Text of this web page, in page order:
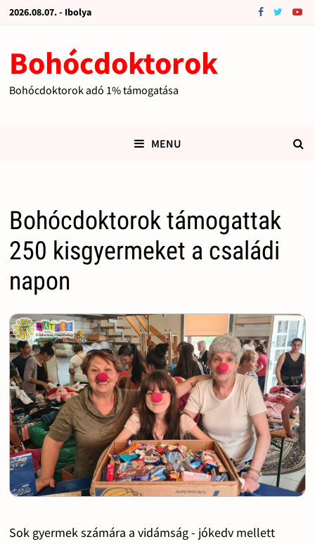
2026.08.07. - Ibolya
Bohócdoktorok
Bohócdoktorok adó 1% támogatása
MENU
Bohócdoktorok támogattak
250 kisgyermeket a családi
napon
Sok gyermek számára a vidámság - jókedv mellett